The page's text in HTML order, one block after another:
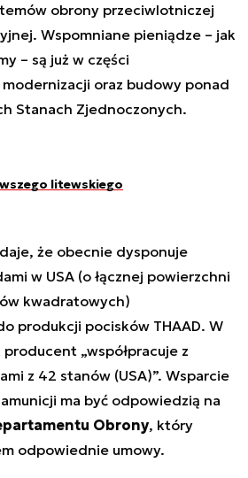
obrony przeciwlotniczej
Wspomniane pieniądze – jak
– są już w części
oraz budowy ponad
Stanach Zjednoczonych.
litewskiego
że obecnie dysponuje
w USA (o łącznej powierzchni
kwadratowych)
produkcji pocisków THAAD. W
„współpracuje z
z 42 stanów (USA)”. Wsparcie
ma być odpowiedzią na
Obrony, który
odpowiednie umowy.